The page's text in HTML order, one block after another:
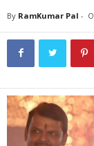
By RamKumar Pal -